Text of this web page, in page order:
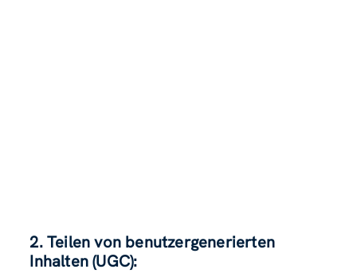
2. Teilen von benutzergenerierten
Inhalten (UGC):